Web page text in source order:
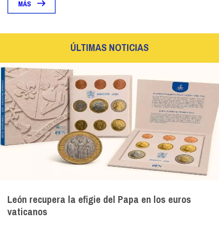
MÁS
ÚLTIMAS NOTICIAS
León recupera la efigie del Papa en los euros
vaticanos